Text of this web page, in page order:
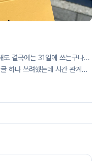
도 결국에는 31일에 쓰는구나...
하나 쓰려했는데 시간 관계상
21년에는 24살이구나 시간
것 같다..ㅋㅋㅋ 올해 회고는